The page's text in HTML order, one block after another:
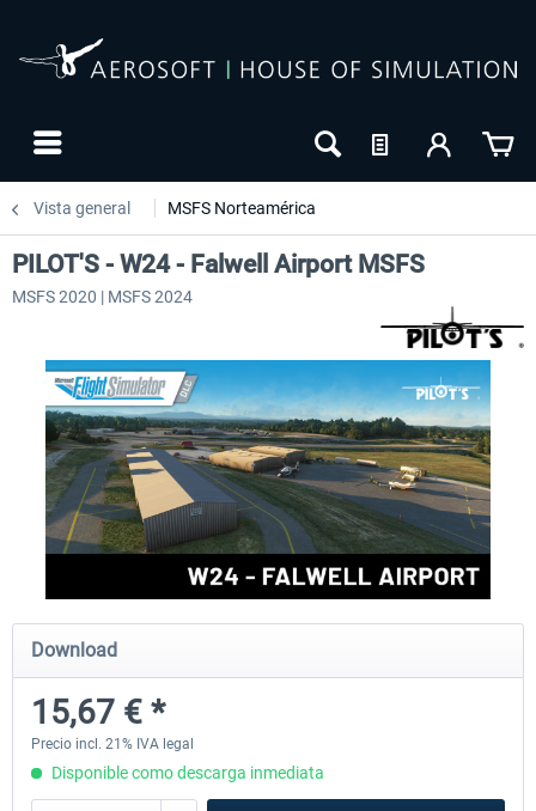
Vista general MSFS Norteamérica
FSDG - Greenland Kulusuk MSFS
9,14 € *
Aerosoft Airport
PILOT'S - W24 - Falwell Airport MSFS
MSFS 2020 | MSFS 2024
Download
15,67 € *
Precio incl. 21% IVA legal
Disponible como descarga inmediata